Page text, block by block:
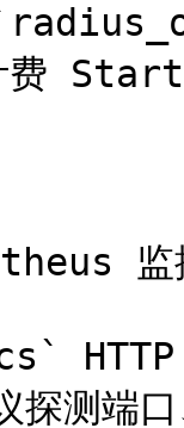
费
监
HTTP
探测端